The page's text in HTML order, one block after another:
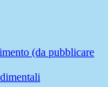
(da pubblicare